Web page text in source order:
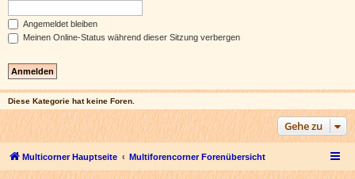
Angemeldet bleiben
Meinen Online-Status während dieser Sitzung verbergen
Diese Kategorie hat keine Foren.
Gehe zu
Multicorner Hauptseite Multiforencorner Forenübersicht